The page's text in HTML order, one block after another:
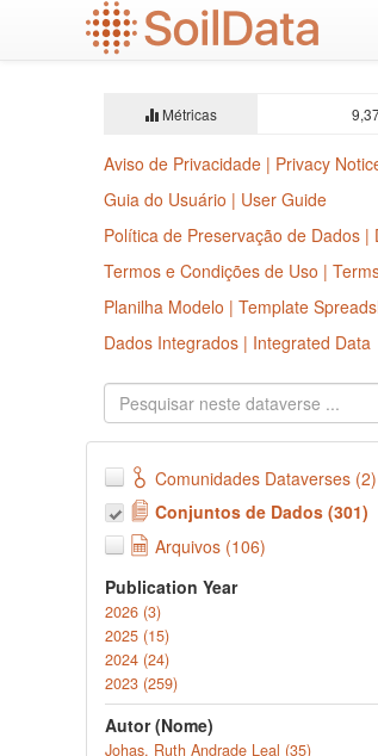
Métricas
Aviso de Privacidade | Privacy
Guia do Usuário | User Guide
Política de Preservação de Dados |
Termos e Condições de Uso |
Planilha Modelo | Template
Dados Integrados | Integrated Data
Comunidades Dataverses (2)
Conjuntos de Dados (301)
Arquivos (106)
Publication Year
2026 (3)
2025 (15)
2024 (24)
2023 (259)
Autor (Nome)
Johas, Ruth Andrade Leal (35)